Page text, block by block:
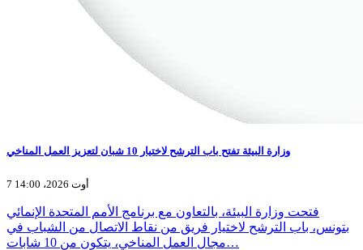
وزارة البيئة تفتح باب الترشح لاختيار 10 شبان لتعزيز العمل المناخي
7 أوت 2026، 14:00
فتحت وزارة البيئة، بالتعاون مع برنامج الأمم المتحدة الإنمائي
بتونس، باب الترشح لاختيار فريق من نقاط الاتصال من الشباب في
مجال العمل المناخي، يتكون من 10 شابات…